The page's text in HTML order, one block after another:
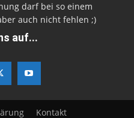
darf bei so einem
auch nicht fehlen ;)
auf...
Kontakt